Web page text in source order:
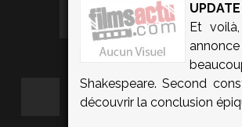
Et
Shakespeare. Second
découvrir la conclusion